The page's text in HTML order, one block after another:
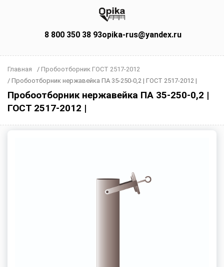
8 800 350 38 93opika-rus@yandex.ru
Главная / Пробоотборник ГОСТ 2517-2012
/ Пробоотборник нержавейка ПА 35-250-0,2 | ГОСТ 2517-2012 |
Пробоотборник нержавейка ПА 35-250-0,2 |
ГОСТ 2517-2012 |